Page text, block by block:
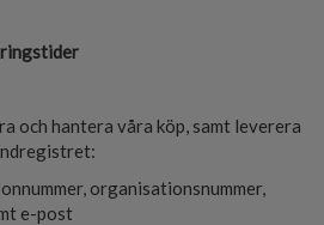
och hantera våra köp, samt leverera
organisationsnummer,
e-post